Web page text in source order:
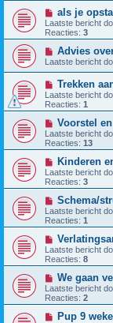
als je
Laatste bericht
Reacties: 3
Advies
Laatste bericht
Trekken
Laatste bericht
Reacties: 1
Voorstel
Laatste bericht
Reacties: 13
Kinderen
Laatste bericht
Reacties: 3
Schema/
Laatste bericht
Reacties: 1
Laatste bericht
Reacties: 8
We gaan
Laatste bericht
Reacties: 2
Pup 9